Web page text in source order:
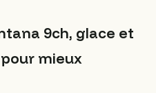
9ch, glace et
mieux